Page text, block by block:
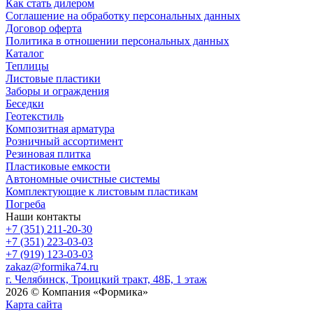
Как стать дилером
Соглашение на обработку персональных данных
Договор оферта
Политика в отношении персональных данных
Каталог
Теплицы
Листовые пластики
Заборы и ограждения
Беседки
Геотекстиль
Композитная арматура
Розничный ассортимент
Резиновая плитка
Пластиковые емкости
Автономные очистные системы
Комплектующие к листовым пластикам
Погреба
Наши контакты
+7 (351) 211-20-30
+7 (351) 223-03-03
+7 (919) 123-03-03
zakaz@formika74.ru
г. Челябинск, Троицкий тракт, 48Б, 1 этаж
2026 © Компания «Формика»
Карта сайта